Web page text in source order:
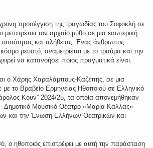
προσέγγιση της τραγωδίας του Σοφοκλή σε
τον αρχαίο μύθο σε μια εσωτερική
και αλήθειας. Ένας άνθρωπος
ρευστό, αναμετριέται με το τραύμα και την
να κατανοήσει ποιος πραγματικά είναι.
ο Χάρης Χαραλάμπους-Καζέπης, σε μια
με το Βραβείο Ερμηνείας Ηθοποιού σε Ελληνικό
Κουν” 2024/25, τα οποία απονεμήθηκαν
Δημοτικό Μουσικό Θέατρο «Μαρία Κάλλας»
και την Ένωση Ελλήνων Θεατρικών και
ο ηθοποιός επιστρέφει με αυτή την παράσταση